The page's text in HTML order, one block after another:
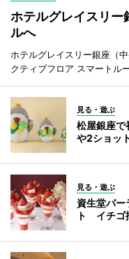
ホテルグレイスリー
ルへ
ホテルグレイスリー銀座（
クティブフロア スマートル
見る・遊ぶ
松屋銀座
や2ショッ
見る・遊ぶ
資生堂パー
ト イチゴ